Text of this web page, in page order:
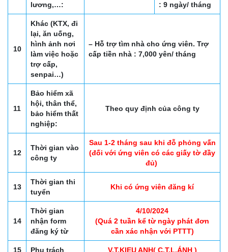
lương,…:
: 9 ngày/ tháng
10
Khác (KTX, đi
lại, ăn uống,
hình ảnh nơi
làm việc hoặc
trợ cấp,
senpai…)
– Hỗ trợ tìm nhà cho ứng viên. Trợ
cấp tiền nhà : 7,000 yên/ tháng
11
Bảo hiểm xã
hội, thân thể,
bảo hiểm thất
nghiệp:
Theo quy định của công ty
12
Thời gian vào
công ty
Sau 1-2 tháng sau khi đỗ phỏng vấn
(đối với ứng viên có các giấy tờ đầy
đủ)
13
Thời gian thi
tuyển
Khi có ứng viên đăng kí
14
Thời gian
nhận form
đăng ký từ
4/10/2024
(Quá 2 tuần kể từ ngày phát đơn
cần xác nhận với PTTT)
15 Phụ trách V.T.KIEU ANH( C.T.L.ÁNH )